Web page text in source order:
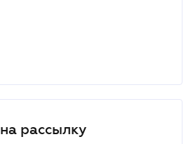
рассылку